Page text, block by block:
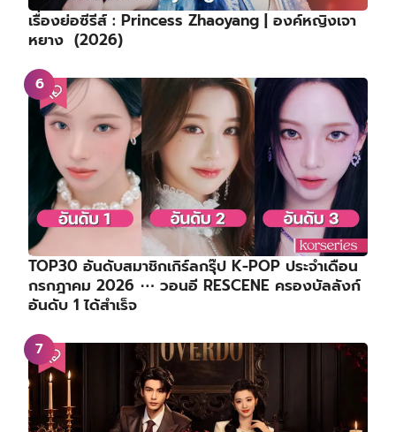
เรื่องย่อซีรีส์ : Princess Zhaoyang | องค์หญิงเจา
หยาง (2026)
TOP30 อันดับสมาชิกเกิร์ลกรุ๊ป K-POP ประจำเดือน
กรกฎาคม 2026 ⋯ วอนอี RESCENE ครองบัลลังก์
อันดับ 1 ได้สำเร็จ